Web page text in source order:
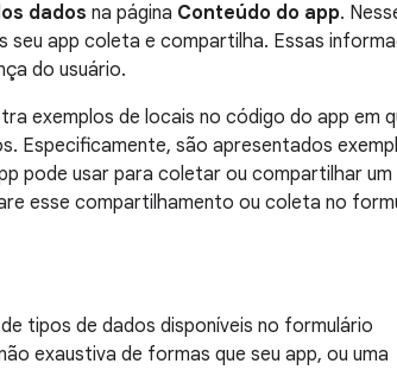
dados na página Conteúdo do app.
seu app coleta e compartilha. Essas
do usuário.
exemplos de locais no código do app em
Especificamente, são apresentados
pode usar para coletar ou compartilhar
esse compartilhamento ou coleta no
tipos de dados disponíveis no formulário
exaustiva de formas que seu app, ou uma